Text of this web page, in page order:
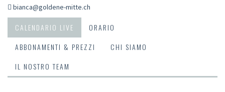
bianca@goldene-mitte.ch
CALENDARIO LIVE
ORARIO
ABBONAMENTI & PREZZI
CHI SIAMO
IL NOSTRO TEAM